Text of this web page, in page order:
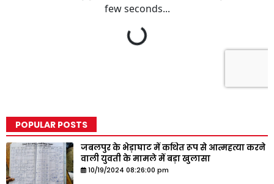
POPULAR POSTS
जबलपुर के भेड़ाघाट में कथित रूप से आत्महत्या करने
वाली युवती के मामले में बड़ा खुलासा
10/19/2024 08:26:00 pm